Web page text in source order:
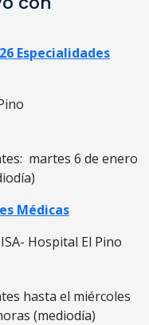
Especialidades
martes 6 de enero
Médicas
Hospital El Pino
hasta el miércoles
(mediodía)